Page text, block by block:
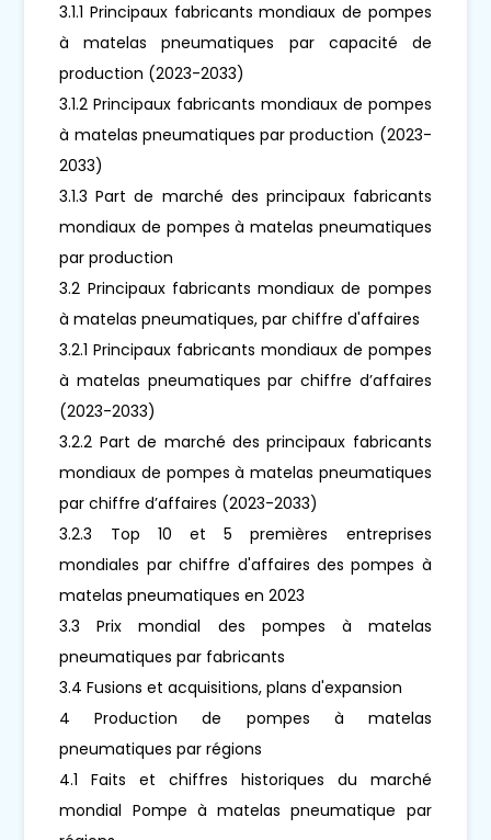
3.1.1 Principaux fabricants mondiaux de pompes
à matelas pneumatiques par capacité de
production (2023-2033)
3.1.2 Principaux fabricants mondiaux de pompes
à matelas pneumatiques par production (2023-
2033)
3.1.3 Part de marché des principaux fabricants
mondiaux de pompes à matelas pneumatiques
par production
3.2 Principaux fabricants mondiaux de pompes
à matelas pneumatiques, par chiffre d'affaires
3.2.1 Principaux fabricants mondiaux de pompes
à matelas pneumatiques par chiffre d’affaires
(2023-2033)
3.2.2 Part de marché des principaux fabricants
mondiaux de pompes à matelas pneumatiques
par chiffre d’affaires (2023-2033)
3.2.3 Top 10 et 5 premières entreprises
mondiales par chiffre d'affaires des pompes à
matelas pneumatiques en 2023
3.3 Prix mondial des pompes à matelas
pneumatiques par fabricants
3.4 Fusions et acquisitions, plans d'expansion
4 Production de pompes à matelas
pneumatiques par régions
4.1 Faits et chiffres historiques du marché
mondial Pompe à matelas pneumatique par